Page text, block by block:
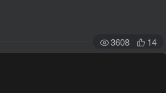
3608 14